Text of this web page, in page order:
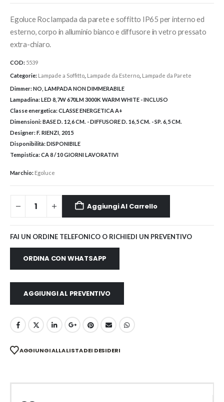
era:
265,96€.
è:
209,00€.
Egoluce Roc lampada da parete e soffitto IP65 per interno ed
esterno, corpo in alluminio bianco e diffusore in vetro pressato
extra-chiaro.
COD: 5539
Categorie: Lampade a Soffitto Lampade da Esterno Lampade da Parete
Dimmer:NO, LAMPADA NON DIMMERABILE
Lampadina:LED 8,7W 670LM 3000K WARM WHITE - INCLUSO
Classe energetica:CLASSE ENERGETICA A+
Dimensioni:BASE D. 12,6 CM. - DIFFUSORE D. 16,5 CM. - SP. 6,5 CM.
Designer:F. RIENZI, 2015
Disponibilità:DISPONIBILE
Tempistica:CA 8 / 10 GIORNI LAVORATIVI
Marchio: Egoluce
Aggiungi Al Carrello
FAI UN ORDINE TELEFONICO O RICHIEDI UN PREVENTIVO
ORDINA CON WHATSAPP
AGGIUNGI AL PREVENTIVO
AGGIUNGI ALLA LISTA DEI DESIDERI